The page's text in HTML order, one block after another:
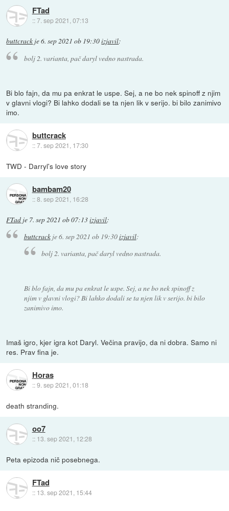
FTad
::7. sep 2021, 07:13
buttcrack je6. sep 2021 ob 19:30izjavil:
bolj 2. varianta, pač daryl vedno nastrada.
Bi blo fajn, da mu pa enkrat le uspe. Sej, a ne bo nek spinoff z njim
v glavni vlogi? Bi lahko dodali se ta njen lik v serijo. bi bilo zanimivo
imo.
buttcrack
::7. sep 2021, 17:30
TWD - Darryl's love story
bambam20
::8. sep 2021, 16:28
FTad je 7. sep 2021 ob 07:13izjavil:
buttcrackje6. sep 2021 ob 19:30izjavil:
bolj 2. varianta, pač daryl vedno nastrada.
Bi blo fajn, da mu pa enkrat le uspe. Sej, a ne bo nek spinoff z
njim v glavni vlogi? Bi lahko dodali se ta njen lik v serijo. bi bilo
zanimivo imo.
Imaš igro, kjer igra kot Daryl. Večina pravijo, da ni dobra. Samo ni
res. Prav fina je.
Horas
::9. sep 2021, 01:18
death stranding.
oo7
:: 13. sep 2021, 12:28
Peta epizoda nič posebnega.
FTad
:: 13. sep 2021, 15:44